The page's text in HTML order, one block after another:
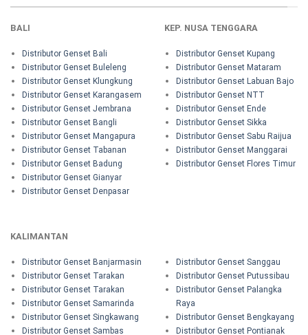
BALI
Distributor Genset Bali
Distributor Genset Buleleng
Distributor Genset Klungkung
Distributor Genset Karangasem
Distributor Genset Jembrana
Distributor Genset Bangli
Distributor Genset Mangapura
Distributor Genset Tabanan
Distributor Genset Badung
Distributor Genset Gianyar
Distributor Genset Denpasar
KEP. NUSA TENGGARA
Distributor Genset Kupang
Distributor Genset Mataram
Distributor Genset Labuan Bajo
Distributor Genset NTT
Distributor Genset Ende
Distributor Genset Sikka
Distributor Genset Sabu Raijua
Distributor Genset Manggarai
Distributor Genset Flores Timur
KALIMANTAN
Distributor Genset Banjarmasin
Distributor Genset Tarakan
Distributor Genset Tarakan
Distributor Genset Samarinda
Distributor Genset Singkawang
Distributor Genset Sambas
Distributor Genset Sanggau
Distributor Genset Putussibau
Distributor Genset Palangka
Raya
Distributor Genset Bengkayang
Distributor Genset Pontianak